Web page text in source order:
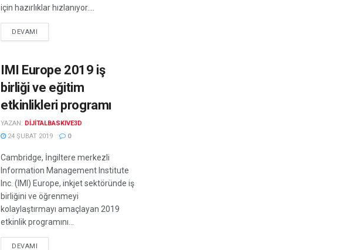
için hazırlıklar hızlanıyor....
DEVAMI
IMI Europe 2019 iş
birliği ve eğitim
etkinlikleri programı
YAZAN: DIJITALBASKIVE3D
24 ŞUBAT 2019
0
Cambridge, İngiltere merkezli
Information Management Institute
Inc. (IMI) Europe, inkjet sektöründe iş
birliğini ve öğrenmeyi
kolaylaştırmayı amaçlayan 2019
etkinlik programını...
DEVAMI